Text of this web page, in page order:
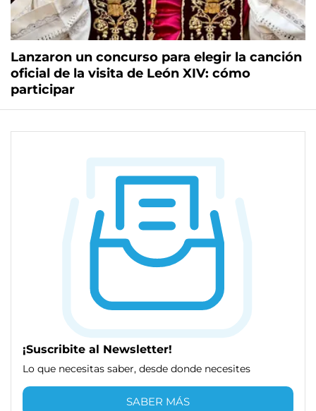
Lanzaron un concurso para elegir la canción
oficial de la visita de León XIV: cómo
participar
¡Suscribite al Newsletter!
Lo que necesitas saber, desde donde necesites
SABER MÁS